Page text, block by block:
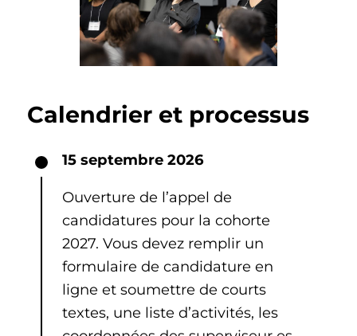
Calendrier et processus
15 septembre 2026
Ouverture de l’appel de
candidatures pour la cohorte
2027. Vous devez remplir un
formulaire de candidature en
ligne et soumettre de courts
textes, une liste d’activités, les